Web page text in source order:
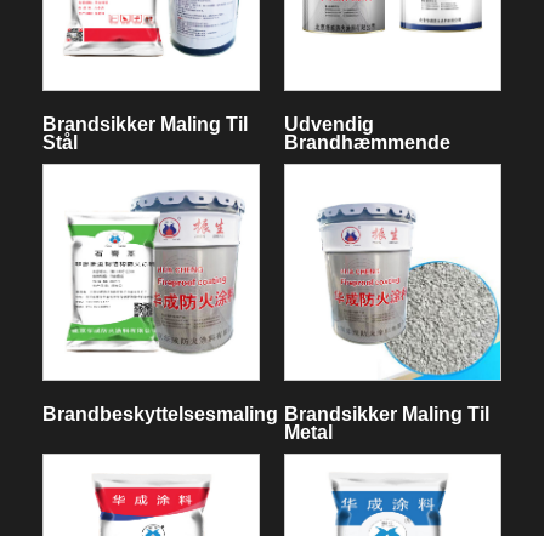
Brandsikker Maling Til
Stål
Udvendig
Brandhæmmende
Maling
Brandbeskyttelsesmaling Brandsikker Maling Til
Metal